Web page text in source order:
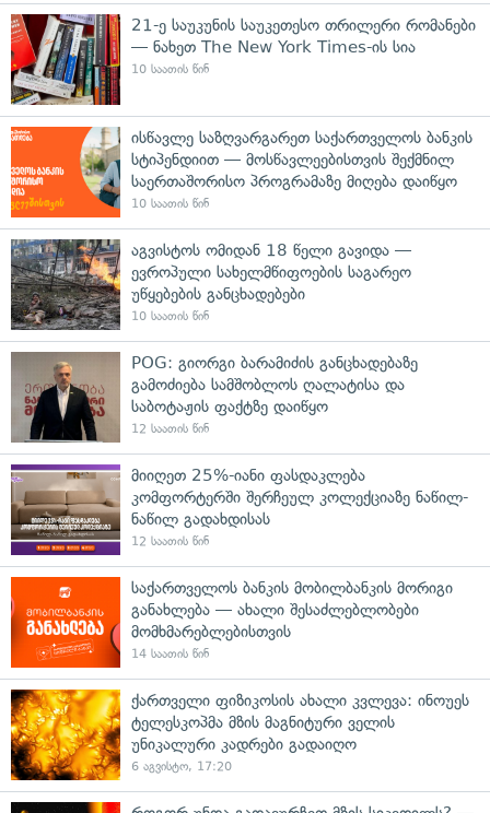
21-ე საუკუნის საუკეთესო თრილერი რომანები
— ნახეთ The New York Times-ის სია
10 საათის წინ
ისწავლე საზღვარგარეთ საქართველოს ბანკის
სტიპენდიით — მოსწავლეებისთვის შექმნილ
საერთაშორისო პროგრამაზე მიღება დაიწყო
10 საათის წინ
აგვისტოს ომიდან 18 წელი გავიდა —
ევროპული სახელმწიფოების საგარეო
უწყებების განცხადებები
10 საათის წინ
POG: გიორგი ბარამიძის განცხადებაზე
გამოძიება სამშობლოს ღალატისა და
საბოტაჟის ფაქტზე დაიწყო
12 საათის წინ
მიიღეთ 25%-იანი ფასდაკლება
კომფორტერში შერჩეულ კოლექციაზე ნაწილ-
ნაწილ გადახდისას
12 საათის წინ
საქართველოს ბანკის მობილბანკის მორიგი
განახლება — ახალი შესაძლებლობები
მომხმარებლებისთვის
14 საათის წინ
ქართველი ფიზიკოსის ახალი კვლევა: ინოუეს
ტელესკოპმა მზის მაგნიტური ველის
უნიკალური კადრები გადაიღო
6 აგვისტო, 17:20